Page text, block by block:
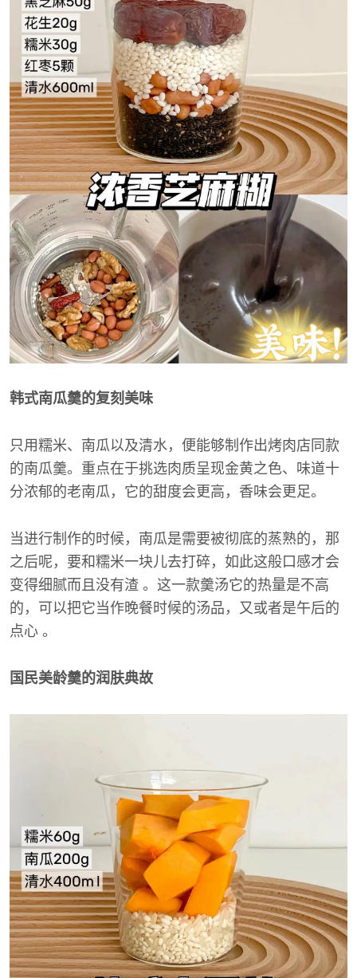
韩式南瓜羹的复刻美味
只用糯米、南瓜以及清水，便能够制作出烤肉店同款
的南瓜羹。重点在于挑选肉质呈现金黄之色、味道十
分浓郁的老南瓜，它的甜度会更高，香味会更足。
当进行制作的时候，南瓜是需要被彻底的蒸熟的，那
之后呢，要和糯米一块儿去打碎，如此这般口感才会
变得细腻而且没有渣 。这一款羹汤它的热量是不高
的，可以把它当作晚餐时候的汤品，又或者是午后的
点心 。
国民美龄羹的润肤典故